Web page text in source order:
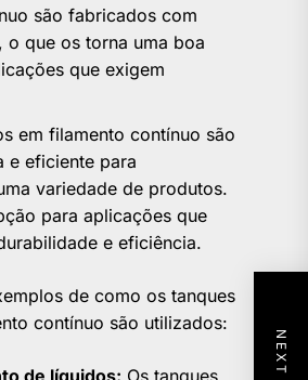
são fabricados com
o que os torna uma boa
que exigem
em filamento contínuo são
e eficiente para
variedade de produtos.
para aplicações que
e eficiência.
de como os tanques
contínuo são utilizados:
de líquidos: Os tanques